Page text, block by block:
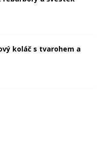
koláč s tvarohem a